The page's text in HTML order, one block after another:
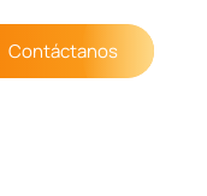
Contáctanos